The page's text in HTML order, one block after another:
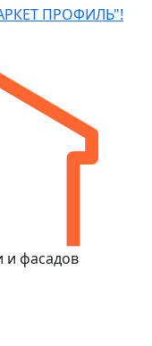
ПРОФИЛЬ"!
и фасадов